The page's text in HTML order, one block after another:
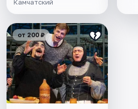
Камчатский
от 200 ₽